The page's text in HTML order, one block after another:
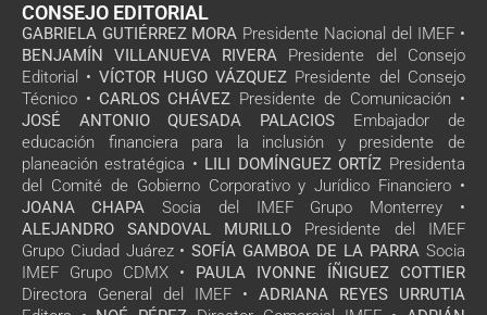
CONSEJO EDITORIAL
GABRIELA GUTIÉRREZ MORA Presidente Nacional del IMEF •
BENJAMÍN VILLANUEVA RIVERA Presidente del Consejo
Editorial • VÍCTOR HUGO VÁZQUEZ Presidente del Consejo
Técnico • CARLOS CHÁVEZ Presidente de Comunicación •
JOSÉ ANTONIO QUESADA PALACIOS Embajador de
educación financiera para la inclusión y presidente de
planeación estratégica • LILI DOMÍNGUEZ ORTÍZ Presidenta
del Comité de Gobierno Corporativo y Jurídico Financiero •
JOANA CHAPA Socia del IMEF Grupo Monterrey •
ALEJANDRO SANDOVAL MURILLO Presidente del IMEF
Grupo Ciudad Juárez • SOFÍA GAMBOA DE LA PARRA Socia
IMEF Grupo CDMX • PAULA IVONNE ÍÑIGUEZ COTTIER
Directora General del IMEF • ADRIANA REYES URRUTIA